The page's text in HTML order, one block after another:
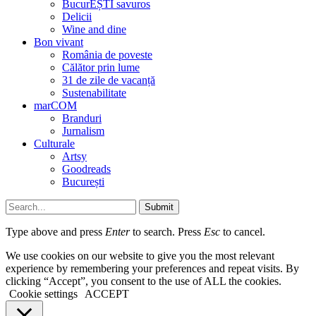
BucurEȘTI savuros
Delicii
Wine and dine
Bon vivant
România de poveste
Călător prin lume
31 de zile de vacanță
Sustenabilitate
marCOM
Branduri
Jurnalism
Culturale
Artsy
Goodreads
București
Submit
Type above and press Enterto search. Press Esc to cancel.
We use cookies on our website to give you the most relevant
experience by remembering your preferences and repeat visits. By
clicking “Accept”, you consent to the use of ALL the cookies.
Cookie settings
ACCEPT